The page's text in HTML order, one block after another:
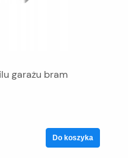
garażu bram
Do koszyka